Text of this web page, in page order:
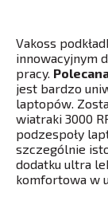
Vakoss
innowacyjnym
pracy.
jest bardzo
laptopów.
wiatraki 3000
podzespoły
szczególnie
dodatku ultra
komfortowa w